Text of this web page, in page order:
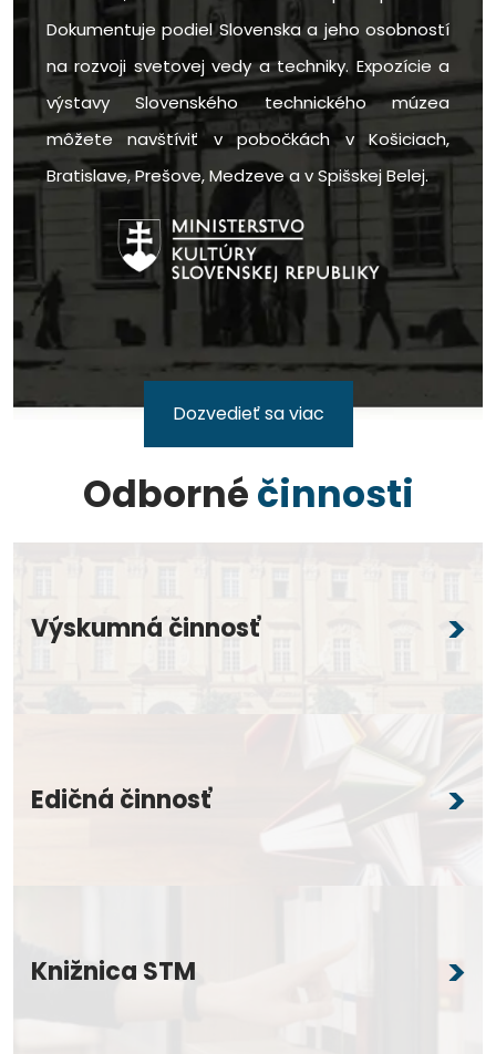
Dokumentuje podiel Slovenska a jeho osobností
na rozvoji svetovej vedy a techniky. Expozície a
výstavy Slovenského technického múzea
môžete navštíviť v pobočkách v Košiciach,
Bratislave, Prešove, Medzeve a v Spišskej Belej.
Dozvedieť sa viac
Odbornéčinnosti
Výskumná činnosť
Edičná činnosť
Knižnica STM